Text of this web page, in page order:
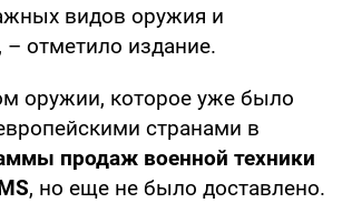
видов оружия и
– отметило издание.
оружии, которое уже было
странами в
продаж военной техники
, но еще не было доставлено.